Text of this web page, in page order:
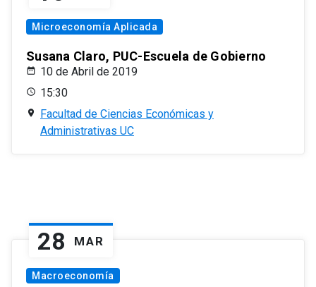
Microeconomía Aplicada
Susana Claro, PUC-Escuela de Gobierno
10 de Abril de 2019
15:30
Facultad de Ciencias Económicas y
Administrativas UC
28 MAR
Macroeconomía